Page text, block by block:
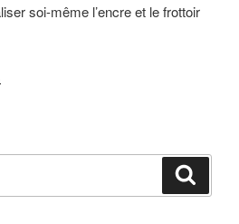
soi-même l’encre et le frottoir